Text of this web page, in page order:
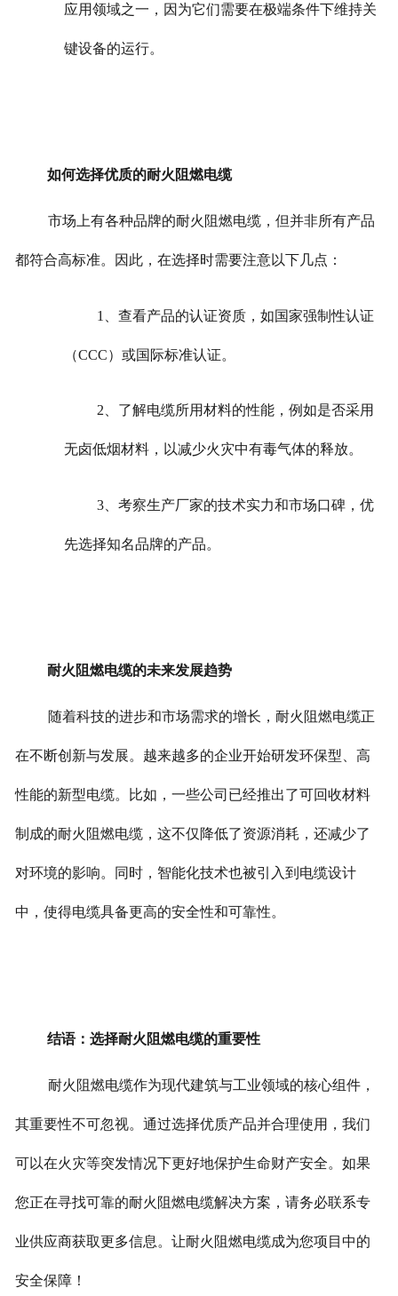
应用领域之一，因为它们需要在极端条件下维持关
键设备的运行。
如何选择优质的耐火阻燃电缆
市场上有各种品牌的耐火阻燃电缆，但并非所有产品
都符合高标准。因此，在选择时需要注意以下几点：
1、查看产品的认证资质，如国家强制性认证
（CCC）或国际标准认证。
2、了解电缆所用材料的性能，例如是否采用
无卤低烟材料，以减少火灾中有毒气体的释放。
3、考察生产厂家的技术实力和市场口碑，优
先选择知名品牌的产品。
耐火阻燃电缆的未来发展趋势
随着科技的进步和市场需求的增长，耐火阻燃电缆正
在不断创新与发展。越来越多的企业开始研发环保型、高
性能的新型电缆。 比如，一些公司已经推出了可回收材料
制成的耐火阻燃电缆，这不仅降低了资源消耗，还减少了
对环境的影响。同时，智能化技术也被引入到电缆设计
中，使得电缆具备更高的安全性和可靠性。
结语：选择耐火阻燃电缆的重要性
耐火阻燃电缆作为现代建筑与工业领域的核心组件，
其重要性不可忽视。通过选择优质产品并合理使用，我们
可以在火灾等突发情况下更好地保护生命财产安全。 如果
您正在寻找可靠的耐火阻燃电缆解决方案，请务必联系专
业供应商获取更多信息。让耐火阻燃电缆成为您项目中的
安全保障！